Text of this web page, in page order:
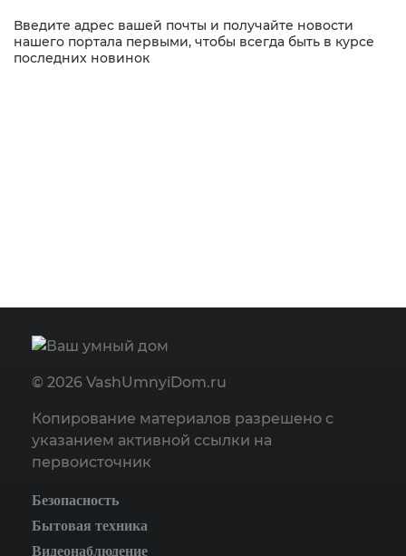
Введите адрес вашей почты и получайте новости
нашего портала первыми, чтобы всегда быть в курсе
последних новинок
© 2026 VashUmnyiDom.ru
Копирование материалов разрешено с
указанием активной ссылки на
первоисточник
Безопасность
Бытовая техника
Видеонаблюдение